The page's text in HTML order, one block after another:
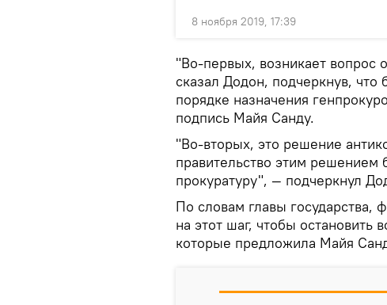
8 ноября 2019, 17:39
"Во-первых, возникает вопрос
сказал Додон, подчеркнув,
порядке назначения
подпись Майя Санду.
"Во-вторых, это решение
правительство этим решением
прокуратуру", — подчеркнул
По словам главы
на этот шаг, чтобы остановить
которые предложила Майя